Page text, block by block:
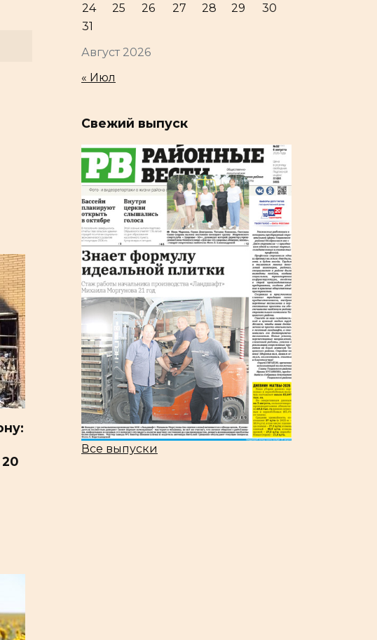
Август 2026
24
25 26 27 28 29
30
31
« Июл
Свежий выпуск
Все выпуски